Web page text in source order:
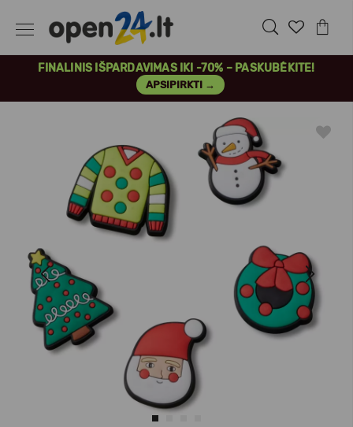
FINALINIS IŠPARDAVIMAS IKI -70% – PASKUBĖKITE!
APSIPIRKTI →
Previous Next